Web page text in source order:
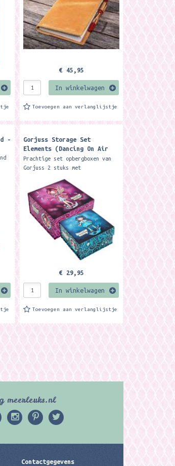
Honey...
€ 45,95
In winkelwagen
Toevoegen aan verlanglijstje
-
Gorjuss Storage Set
Elements (Dancing On Air
and Walking On Water) -
Santoro London
Prachtige set opbergboxen van
Gorjuss 2 stuks met
Santoro London Description Set
of two Gorjuss Elements...
€ 29,95
In winkelwagen
Toevoegen aan verlanglijstje
meerleuks.nl
Contactgegevens